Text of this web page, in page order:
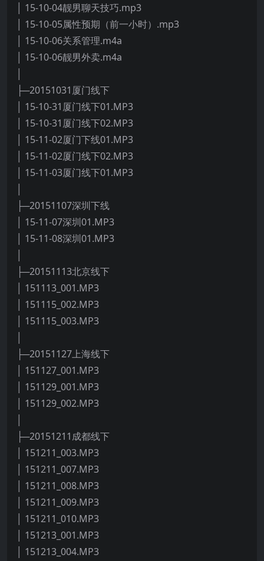
│ 15-10-04靓男聊天技巧.mp3
│ 15-10-05属性预期（前一小时）.mp3
│ 15-10-06关系管理.m4a
│ 15-10-06靓男外卖.m4a
├─20151031厦门线下
│ 15-10-31厦门线下01.MP3
│ 15-10-31厦门线下02.MP3
│ 15-11-02厦门下线01.MP3
│ 15-11-02厦门线下02.MP3
│ 15-11-03厦门线下01.MP3
├─20151107深圳下线
│ 15-11-07深圳01.MP3
│ 15-11-08深圳01.MP3
├─20151113北京线下
│ 151113_001.MP3
│ 151115_002.MP3
│ 151115_003.MP3
├─20151127上海线下
│ 151127_001.MP3
│ 151129_001.MP3
│ 151129_002.MP3
├─20151211成都线下
│ 151211_003.MP3
│ 151211_007.MP3
│ 151211_008.MP3
│ 151211_009.MP3
│ 151211_010.MP3
│ 151213_001.MP3
│ 151213_004.MP3